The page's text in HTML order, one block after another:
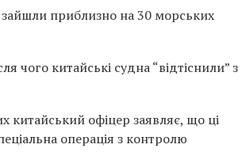
приблизно на 30 морських
чого китайські судна “відтіснили” з
китайський офіцер заявляє, що ці
операція з контролю